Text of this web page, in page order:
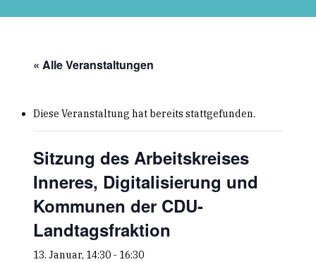
« Alle Veranstaltungen
Diese Veranstaltung hat bereits stattgefunden.
Sitzung des Arbeitskreises
Inneres, Digitalisierung und
Kommunen der CDU-
Landtagsfraktion
13. Januar, 14:30- 16:30